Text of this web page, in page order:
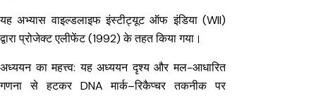
यह अभ्यास वाइल्डलाइफ इंस्टीट्यूट ऑफ इंडिया (WII)
द्वारा प्रोजेक्ट एलीफेंट (1992) के तहत किया गया।
अध्ययन का महत्त्व: यह अध्ययन दृश्य और मल-आधारित
गणना से हटकर DNA मार्क–रिकैप्चर तकनीक पर